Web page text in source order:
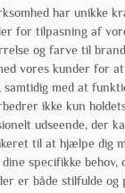
har unikke
for tilpasning af
og farve til
vores kunder for
med at
ikke kun
udseende, der
til at hjælpe dig
specifikke
er både stilfulde og